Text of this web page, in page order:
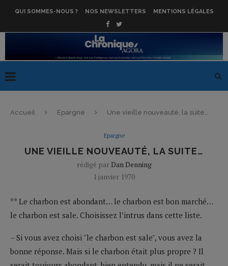
QUI SOMMES-NOUS ? NOS NEWSLETTERS MENTIONS LÉGALES
Accueil Epargne Une vieille nouveauté, la suite…
Epargne
UNE VIEILLE NOUVEAUTÉ, LA SUITE…
rédigé parDan Denning
1 janvier 1970
** Le charbon est abondant… le charbon est bon marché…
le charbon est sale. Choisissez l’intrus dans cette liste.
– Si vous avez choisi "le charbon est sale", vous avez la
bonne réponse. Mais si le charbon était plus propre ? Il